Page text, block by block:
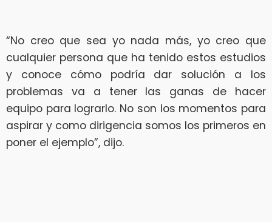
“No creo que sea yo nada más, yo creo que
cualquier persona que ha tenido estos estudios
y conoce cómo podría dar solución a los
problemas va a tener las ganas de hacer
equipo para lograrlo. No son los momentos para
aspirar y como dirigencia somos los primeros en
poner el ejemplo”, dijo.